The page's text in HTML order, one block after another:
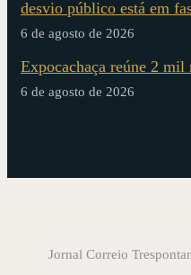
desvio público está em
6 de agosto de 2026
Expocachaça reúne 2
6 de agosto de 2026
Jornal Correio